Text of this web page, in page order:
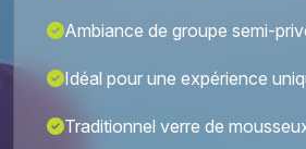
Ambiance de groupe semi-
Idéal pour une expérience
Traditionnel verre de